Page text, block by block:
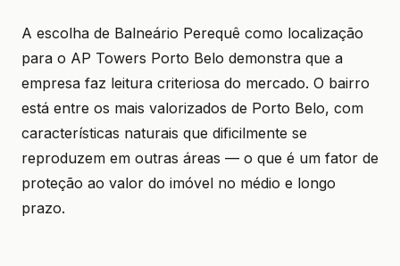
A escolha de Balneário Perequê como localização
para o AP Towers Porto Belo demonstra que a
empresa faz leitura criteriosa do mercado. O bairro
está entre os mais valorizados de Porto Belo, com
características naturais que dificilmente se
reproduzem em outras áreas — o que é um fator de
proteção ao valor do imóvel no médio e longo
prazo.